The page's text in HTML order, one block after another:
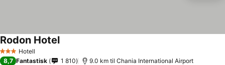
3 StjernerHotell
Rodon HotelSe priser
8,7 Fantastisk 1 810 9.0 km til Chania International Airport